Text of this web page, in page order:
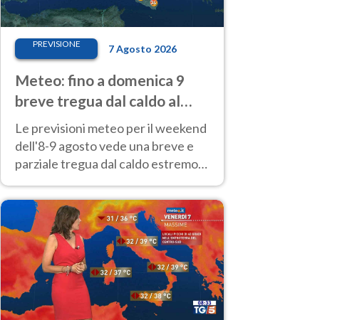
PREVISIONE 7 Agosto 2026
Meteo: fino a domenica 9
breve tregua dal caldo al
Nord! Altrove calura e afa
Le previsioni meteo per il weekend
dell'8-9 agosto vede una breve e
parziale tregua dal caldo estremo
40 gradi.